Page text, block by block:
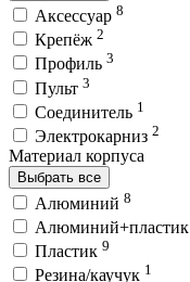
Аксессуар 8
Крепёж 2
Профиль 3
Пульт 3
Соединитель 1
Электрокарниз 2
Материал корпуса
Выбрать все
Алюминий 8
Алюминий+пластик
Пластик 9
Резина/каучук 1